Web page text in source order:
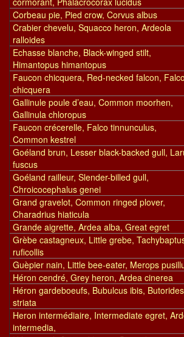
Corbeau pie, Pied crow, Corvus albus
Crabier chevelu, Squacco heron, Ardeola
ralloides
Echasse blanche, Black-winged stilt,
Himantopus himantopus
Faucon chicquera, Red-necked falcon, Falco
chicquera
Gallinule poule d’eau, Common moorhen,
Gallinula chloropus
Faucon crécerelle, Falco tinnunculus,
Common kestrel
Goéland brun, Lesser black-backed gull,
fuscus
Goéland railleur, Slender-billed gull,
Chroicocephalus genei
Grand gravelot, Common ringed plover,
Charadrius hiaticula
Grande aigrette, Ardea alba, Great egret
Grèbe castagneux, Little grebe,
ruficollis
Guèpier nain, Little bee-eater, Merops
Héron cendré, Grey heron, Ardea cinerea
Héron gardeboeufs, Bubulcus ibis, Butorides
striata
Heron intermédiaire, Intermediate egret,
intermedia,